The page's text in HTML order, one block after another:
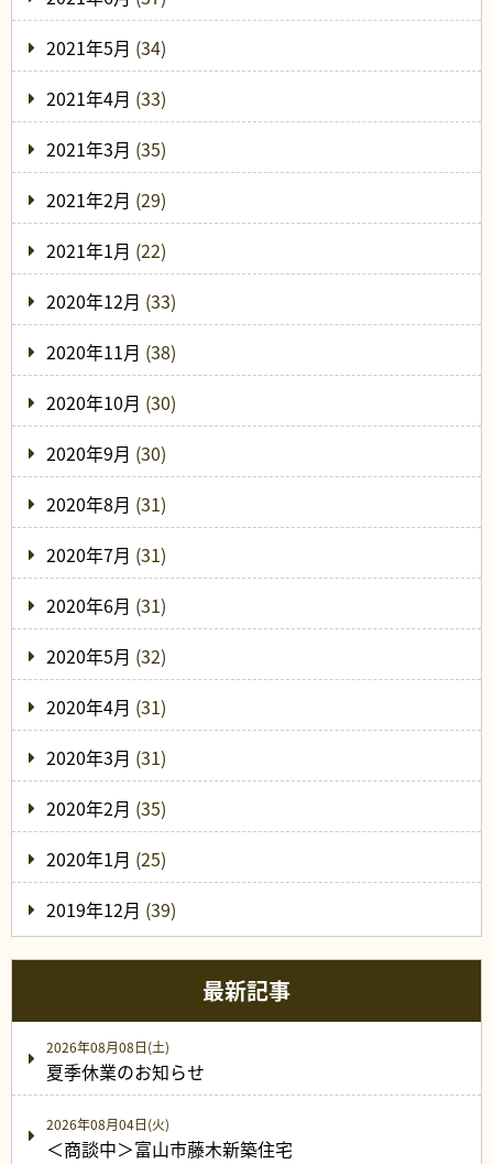
2021年5月 (34)
2021年4月 (33)
2021年3月 (35)
2021年2月 (29)
2021年1月 (22)
2020年12月 (33)
2020年11月 (38)
2020年10月 (30)
2020年9月 (30)
2020年8月 (31)
2020年7月 (31)
2020年6月 (31)
2020年5月 (32)
2020年4月 (31)
2020年3月 (31)
2020年2月 (35)
2020年1月 (25)
2019年12月 (39)
最新記事
2026年08月08日(土)
夏季休業のお知らせ
2026年08月04日(火)
＜商談中＞富山市藤木新築住宅